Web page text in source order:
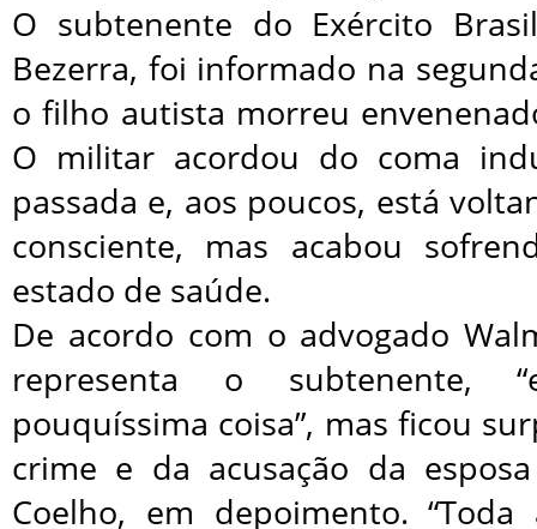
O subtenente do Exército
Bezerra, foi informado na
o filho autista morreu
O militar acordou do coma
passada e, aos poucos, está
consciente, mas acabou
estado de saúde.
De acordo com o advogado
representa o subtenente,
pouquíssima coisa”, mas ficou
crime e da acusação da
Coelho, em depoimento.